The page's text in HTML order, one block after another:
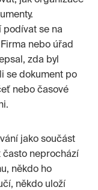
podívat se na
nebo úřad
zda byl
se dokument po
nebo časové
jako součást
často neprochází
někdo ho
někdo uloží